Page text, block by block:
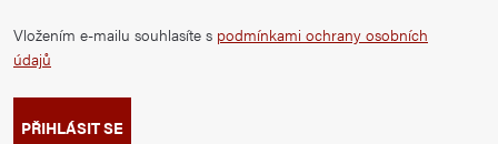
Vložením e-mailu souhlasíte s podmínkami ochrany osobních
údajů
PŘIHLÁSIT SE